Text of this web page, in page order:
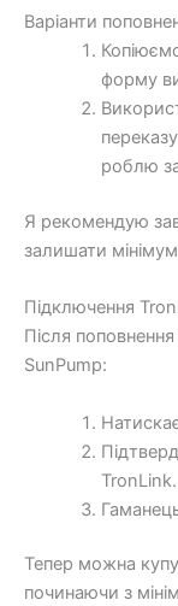
Варіанти
форму
роблю
Я рекомендую
залишати
Підключення
Після
SunPump:
TronLink.
Тепер можна
починаючи з